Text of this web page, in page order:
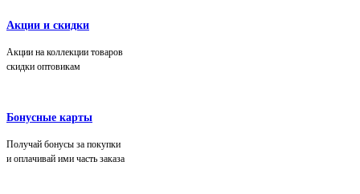
Акции и скидки
Акции на коллекции товаров
скидки оптовикам
Бонусные карты
Получай бонусы за покупки
и оплачивай ими часть заказа